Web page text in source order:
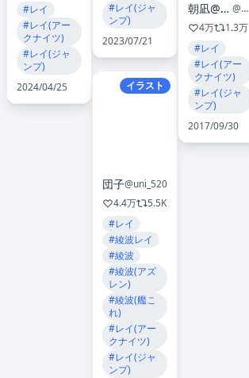
#レイ
#レイ(アー
クナイツ)
#レイ(ジャ
ンプ)
2024/04/25
#レイ(ジャ
ンプ)
2023/07/21
イラスト
団子@uni_520
4.4万
5.5K
#レイ
#綾波レイ
#綾波
#綾波(アズ
レン)
#綾波(艦こ
れ)
#レイ(アー
クナイツ)
#レイ(ジャ
ンプ)
朝凪@冬コミ新刊出ました
@Victim_Girls
4万
1.3万
#レイ
#レイ(アー
クナイツ)
#レイ(ジャ
ンプ)
2017/09/30